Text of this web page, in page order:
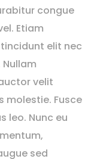
congue
Etiam
elit nec
velit
molestie. Fusce
leo. Nunc eu
sed